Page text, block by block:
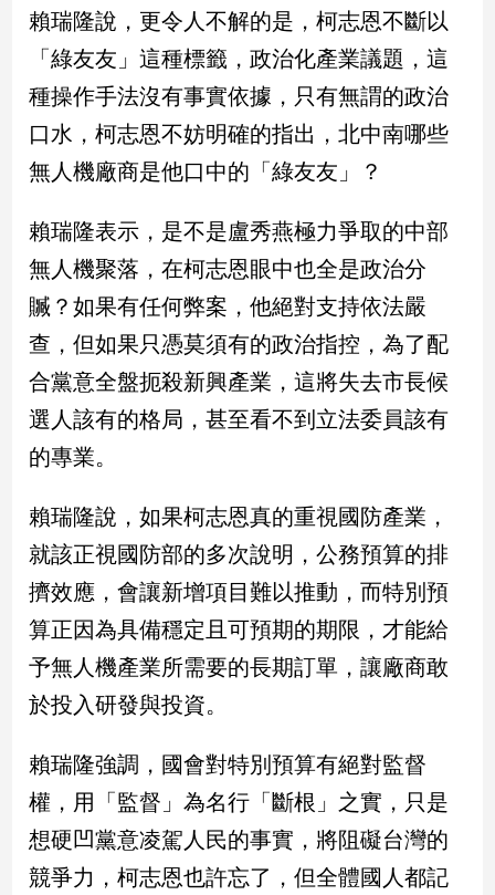
專
區
南
台
灣
點
南
台
灣
觀
點
娛
樂
星
聞
流
行/
尚
星
生
活
賴瑞隆說，更令人不解的是，柯志恩不斷以
「綠友友」這種標籤，政治化產業議題，這
種操作手法沒有事實依據，只有無謂的政治
口水，柯志恩不妨明確的指出，北中南哪些
無人機廠商是他口中的「綠友友」？
賴瑞隆表示，是不是盧秀燕極力爭取的中部
無人機聚落，在柯志恩眼中也全是政治分
贓？如果有任何弊案，他絕對支持依法嚴
查，但如果只憑莫須有的政治指控，為了配
合黨意全盤扼殺新興產業，這將失去市長候
選人該有的格局，甚至看不到立法委員該有
的專業。
賴瑞隆說，如果柯志恩真的重視國防產業，
就該正視國防部的多次說明，公務預算的排
擠效應，會讓新增項目難以推動，而特別預
算正因為具備穩定且可預期的期限，才能給
予無人機產業所需要的長期訂單，讓廠商敢
於投入研發與投資。
賴瑞隆強調，國會對特別預算有絕對監督
權，用「監督」為名行「斷根」之實，只是
想硬凹黨意凌駕人民的事實，將阻礙台灣的
競爭力，柯志恩也許忘了，但全體國人都記